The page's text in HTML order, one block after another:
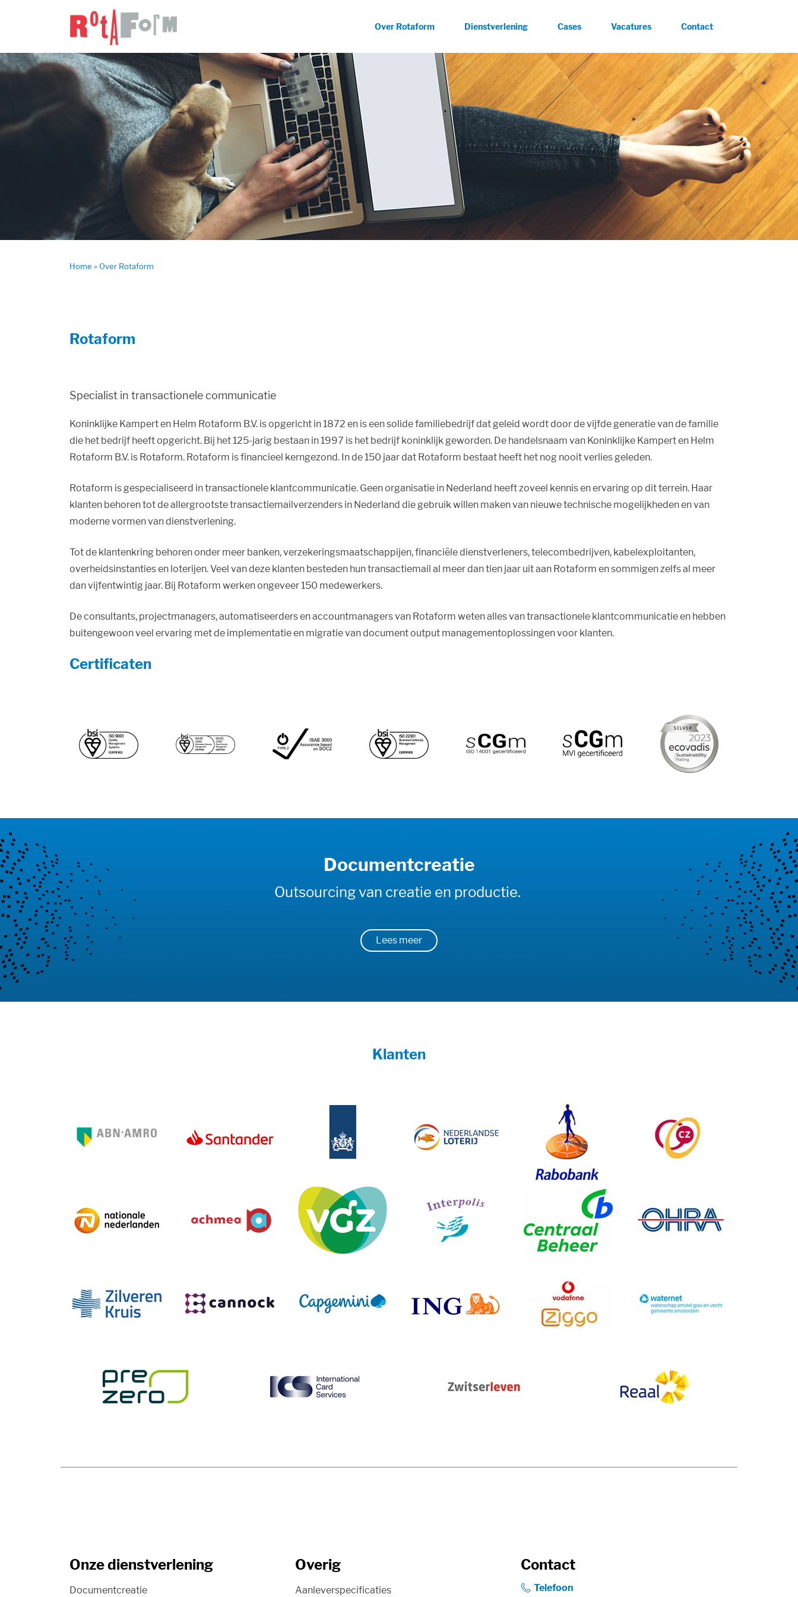
Over Rotaform Dienstverlening Cases Vacatures Contact
Home »Over Rotaform
Rotaform
Specialist in transactionele communicatie
Koninklijke Kampert en Helm Rotaform B.V. is opgericht in 1872 en is een solide familiebedrijf dat geleid wordt door de vijfde generatie van de familie
die het bedrijf heeft opgericht. Bij het 125-jarig bestaan in 1997 is het bedrijf koninklijk geworden. De handelsnaam van Koninklijke Kampert en Helm
Rotaform B.V. is Rotaform. Rotaform is financieel kerngezond. In de 150 jaar dat Rotaform bestaat heeft het nog nooit verlies geleden.
Rotaform is gespecialiseerd in transactionele klantcommunicatie. Geen organisatie in Nederland heeft zoveel kennis en ervaring op dit terrein. Haar
klanten behoren tot de allergrootste transactiemailverzenders in Nederland die gebruik willen maken van nieuwe technische mogelijkheden en van
moderne vormen van dienstverlening.
Tot de klantenkring behoren onder meer banken, verzekeringsmaatschappijen, financiële dienstverleners, telecombedrijven, kabelexploitanten,
overheidsinstanties en loterijen. Veel van deze klanten besteden hun transactiemail al meer dan tien jaar uit aan Rotaform en sommigen zelfs al meer
dan vijfentwintig jaar. Bij Rotaform werken ongeveer 150 medewerkers.
De consultants, projectmanagers, automatiseerders en accountmanagers van Rotaform weten alles van transactionele klantcommunicatie en hebben
buitengewoon veel ervaring met de implementatie en migratie van document output managementoplossingen voor klanten.
Certificaten
Documentcreatie
Outsourcing van creatie en productie.
Lees meer
Klanten
Onze dienstverlening
Documentcreatie
Overig
Aanleverspecificaties
Contact
Telefoon